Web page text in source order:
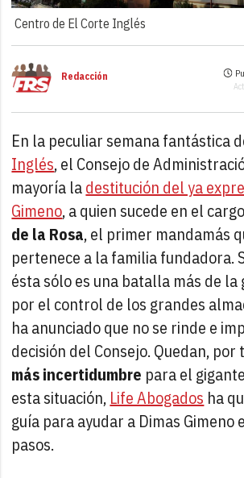
Centro de El Corte Inglés
Redacción
En la peculiar semana fantástica
Inglés, el Consejo de
mayoría ladestitución del ya
Gimeno, a quien sucede en el
de la Rosa, el primer mandamás
pertenece a la familia fundadora.
ésta sólo es una batalla más de
por el control de los grandes
ha anunciado que no se rinde e
decisión del Consejo. Quedan, por
más incertidumbre para el
esta situación, Life Abogados ha
guía para ayudar a Dimas Gimeno
pasos.